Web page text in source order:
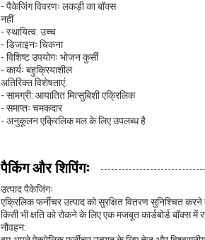
- पैकेजिंग विवरणः लकड़ी का बॉक्स
नहीं
- स्थायित्व: उच्च
- डिजाइनः चिकना
- विशिष्ट उपयोगः भोजन कुर्सी
- कार्यः बहुक्रियाशील
अतिरिक्त विशेषताएं:
- सामग्री: आयातित मित्सुबिशी एक्रिलिक
- समाप्तः चमकदार
- अनुकूलन एक्रिलिक मल के लिए उपलब्ध है
पैकिंग और शिपिंगः
उत्पाद पैकेजिंगः
एक्रिलिक फर्नीचर उत्पाद को सुरक्षित वितरण सुनिश्चित
किसी भी क्षति को रोकने के लिए एक मजबूत कार्डबोर्ड बॉक्स में
नौवहन: